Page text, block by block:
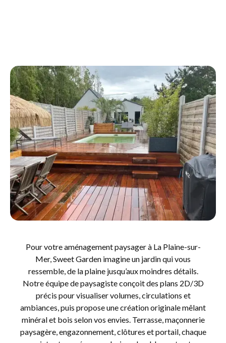
Pour votre aménagement paysager à La Plaine-sur-
Mer, Sweet Garden imagine un jardin qui vous
ressemble, de la plaine jusqu’aux moindres détails.
Notre équipe de paysagiste conçoit des plans 2D/3D
précis pour visualiser volumes, circulations et
ambiances, puis propose une création originale mêlant
minéral et bois selon vos envies. Terrasse, maçonnerie
paysagère, engazonnement, clôtures et portail, chaque